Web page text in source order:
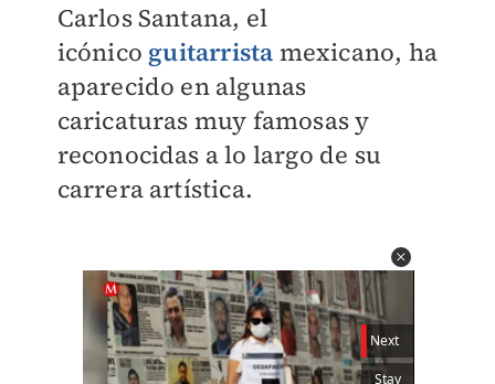
Carlos Santana, el
icónico guitarrista mexicano, ha
aparecido en algunas
caricaturas muy famosas y
reconocidas a lo largo de su
carrera artística.